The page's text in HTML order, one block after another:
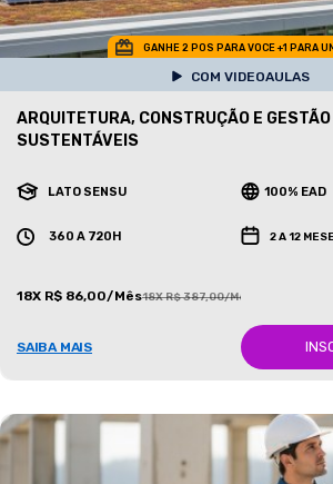
GANHE 2 POS PARA VOCE +1 PARA
COM VIDEOAULAS
ARQUITETURA, CONSTRUÇÃO E
SUSTENTÁVEIS
LATO SENSU 100% EAD
360 A 720H 2 A 12
18X R$ 86,00/Mês18X R$ 387,00/Mês
SAIBA MAIS